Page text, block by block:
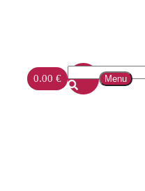
0.00 € Menu